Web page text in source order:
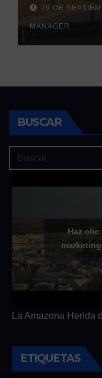
otoñales
29 DE
MANAGER
BUSCAR
Haz clic
La Amazona Herida
ETIQUETAS